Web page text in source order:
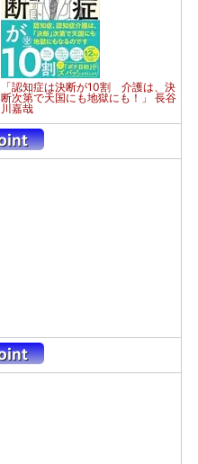
「認知症は決断が10割 介護は、決
断次第で天国にも地獄にも！」 長谷
川嘉哉